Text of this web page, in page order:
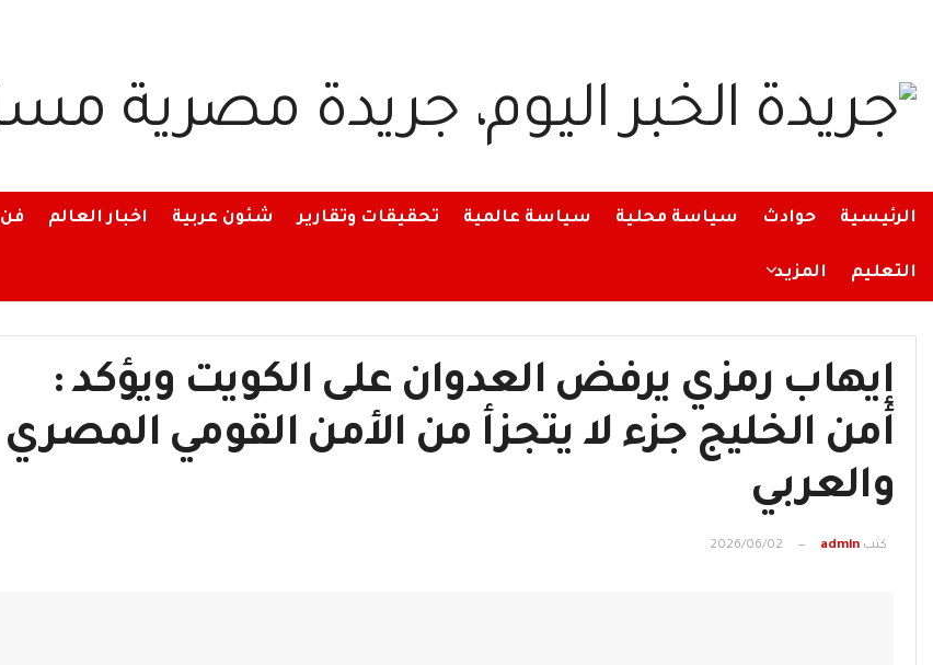
الرئيسية حوادث سياسة محلية سياسة عالمية تحقيقات وتقارير شئون عربية اخبار العالم فن
التعليم المزيد
إيهاب رمزي يرفض العدوان على الكويت ويؤكد :
أمن الخليج جزء لا يتجزأ من الأمن القومي المصري
والعربي
كتب admin
2026/06/02